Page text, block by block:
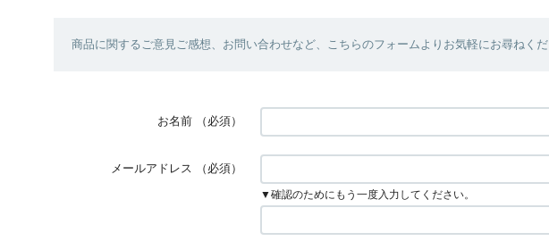
商品に関するご意見ご感想、お問い合わせなど、こちらのフォームよりお気軽にお尋ねくだ
お名前 （必須）
メールアドレス （必須）
▼確認のためにもう一度入力してください。